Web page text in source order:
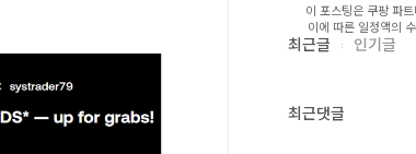
이 포스팅은 쿠팡 파
이에 따른 일정액의
최근글 인기글
최근댓글